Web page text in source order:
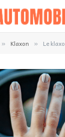
» Klaxon » Le klaxon de ma